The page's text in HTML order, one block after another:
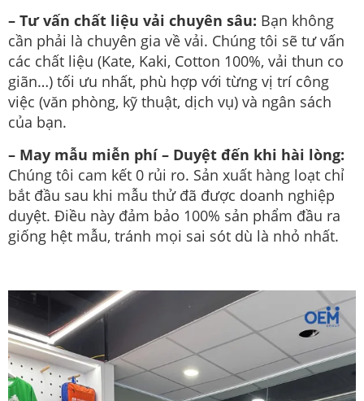
– Tư vấn chất liệu vải chuyên sâu: Bạn không
cần phải là chuyên gia về vải. Chúng tôi sẽ tư vấn
các chất liệu (Kate, Kaki, Cotton 100%, vải thun co
giãn…) tối ưu nhất, phù hợp với từng vị trí công
việc (văn phòng, kỹ thuật, dịch vụ) và ngân sách
của bạn.
– May mẫu miễn phí – Duyệt đến khi hài lòng:
Chúng tôi cam kết 0 rủi ro. Sản xuất hàng loạt chỉ
bắt đầu sau khi mẫu thử đã được doanh nghiệp
duyệt. Điều này đảm bảo 100% sản phẩm đầu ra
giống hệt mẫu, tránh mọi sai sót dù là nhỏ nhất.